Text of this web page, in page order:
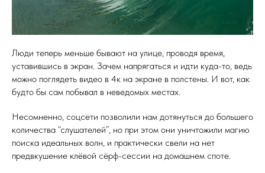
Люди теперь меньше бывают на улице, проводя время,
уставившись в экран. Зачем напрягаться и идти куда-то, ведь
можно поглядеть видео в 4к на экране в полстены. И вот, как
будто бы сам побывал в неведомых местах.
Несомненно, соцсети позволили нам дотянуться до большего
количества “слушателей”, но при этом они уничтожили магию
поиска идеальных волн, и практически свели на нет
предвкушение клёвой сёрф-сессии на домашнем споте.